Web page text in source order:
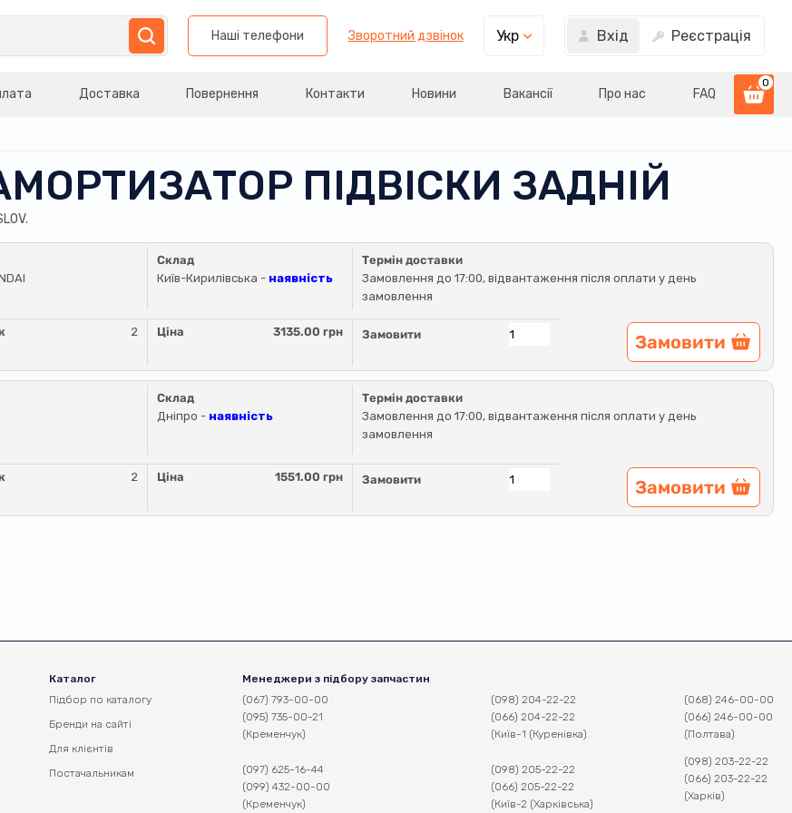
Наші телефони Зворотний дзвінок Укр Вхід Реєстрація
Доставка Повернення Контакти Новини Вакансії Про нас FAQ
0
ПІДВІСКИ ЗАДНІЙ
Склад
Київ-Кирилівська - наявність
Термін доставки
Замовлення до 17:00, відвантаження після оплати у день
замовлення
2 Ціна 3135.00 грн Замовити Замовити
Склад
Дніпро - наявність
Термін доставки
Замовлення до 17:00, відвантаження після оплати у день
замовлення
2 Ціна 1551.00 грн Замовити Замовити
Каталог
Підбор по каталогу
Бренди на сайті
Для клієнтів
Постачальникам
Менеджери з підбору запчастин
(067) 793-00-00
(095) 735-00-21
(Кременчук)
(097) 625-16-44
(099) 432-00-00
(Кременчук)
(098) 204-22-22
(066) 204-22-22
(Київ-1 (Куренівка)
(098) 205-22-22
(066) 205-22-22
(Київ-2 (Харківська)
(068) 246-00-00
(066) 246-00-00
(Полтава)
(098) 203-22-22
(066) 203-22-22
(Харків)